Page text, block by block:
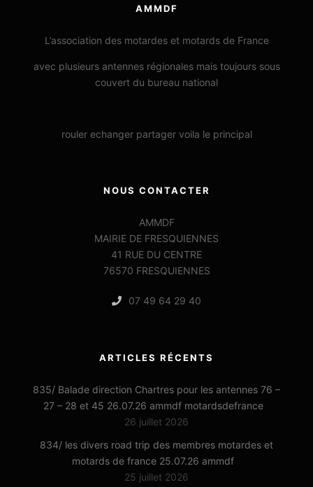
AMMDF
L’association des motardes et motards de France
avec plusieurs antennes régionales mais toujours sous
couvert du bureau national
rouler echanger partager voila le principal
NOUS CONTACTER
AMMDF
MAIRIE DE FRESQUIENNES
41 RUE DU CENTRE
76570 FRESQUIENNES
07 49 64 29 40
ARTICLES RÉCENTS
835/ Balade direction Chartres pour les antennes 76 –
27 – 28 et 45 26.07.26 ammdf motardsdefrance
26 juillet 2026
834/ les divers road trip des membres motardes et
motards de france 25.07.26 ammdf
25 juillet 2026